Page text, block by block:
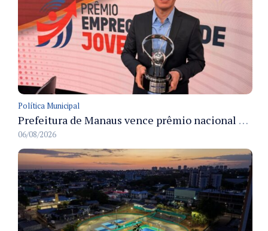
Política Municipal
Prefeitura de Manaus vence prêmio nacional na categoria Estágio e recebe troféu em São Paulo
06/08/2026